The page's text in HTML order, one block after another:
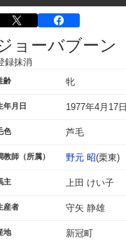
ョーバブーン
録抹消
齢 牝
年月日 1977年4月17日
色 芦毛
教師（所属） 野元 昭(栗東)
主 上田 けい子
産者 守矢 静雄
地 新冠町